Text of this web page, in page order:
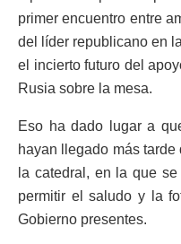
primer encuentro entre
del líder republicano en
el incierto futuro del
Rusia sobre la mesa.
Eso ha dado lugar a
hayan llegado más
la catedral, en la que
permitir el saludo y la
Gobierno presentes.